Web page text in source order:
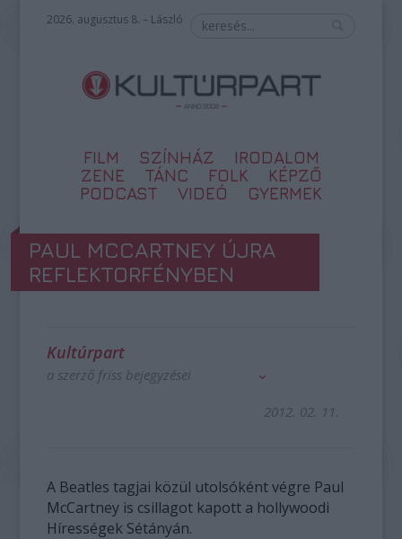
2026. augusztus 8. – László
FILM SZÍNHÁZ
IRODALOM
ZENE
TÁNC FOLK
KÉPZŐ
PODCAST
VIDEÓ GYERMEK
PAUL MCCARTNEY ÚJRA
REFLEKTORFÉNYBEN
Kultúrpart
a szerző friss bejegyzései
2012. 02. 11.
A Beatles tagjai közül utolsóként végre Paul
McCartney is csillagot kapott a hollywoodi
Hírességek Sétányán.